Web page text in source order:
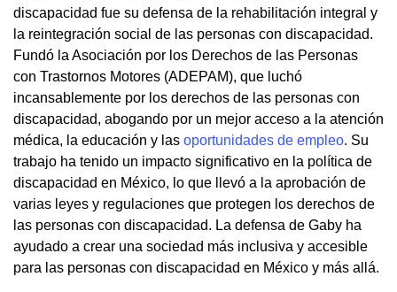
discapacidad fue su defensa de la rehabilitación integral y
la reintegración social de las personas con discapacidad.
Fundó la Asociación por los Derechos de las Personas
con Trastornos Motores (ADEPAM), que luchó
incansablemente por los derechos de las personas con
discapacidad, abogando por un mejor acceso a la atención
médica, la educación y las oportunidades de empleo. Su
trabajo ha tenido un impacto significativo en la política de
discapacidad en México, lo que llevó a la aprobación de
varias leyes y regulaciones que protegen los derechos de
las personas con discapacidad. La defensa de Gaby ha
ayudado a crear una sociedad más inclusiva y accesible
para las personas con discapacidad en México y más allá.